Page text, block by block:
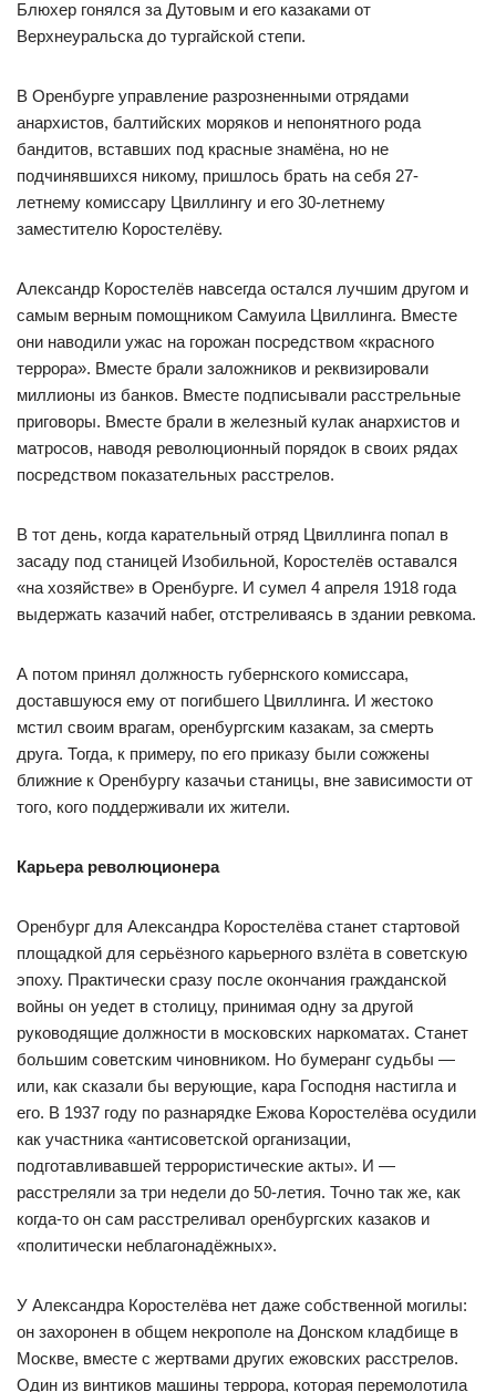
Блюхер гонялся за Дутовым и его казаками от
Верхнеуральска до тургайской степи.
В Оренбурге управление разрозненными отрядами
анархистов, балтийских моряков и непонятного рода
бандитов, вставших под красные знамёна, но не
подчинявшихся никому, пришлось брать на себя 27-
летнему комиссару Цвиллингу и его 30-летнему
заместителю Коростелёву.
Александр Коростелёв навсегда остался лучшим другом и
самым верным помощником Самуила Цвиллинга. Вместе
они наводили ужас на горожан посредством «красного
террора». Вместе брали заложников и реквизировали
миллионы из банков. Вместе подписывали расстрельные
приговоры. Вместе брали в железный кулак анархистов и
матросов, наводя революционный порядок в своих рядах
посредством показательных расстрелов.
В тот день, когда карательный отряд Цвиллинга попал в
засаду под станицей Изобильной, Коростелёв оставался
«на хозяйстве» в Оренбурге. И сумел 4 апреля 1918 года
выдержать казачий набег, отстреливаясь в здании ревкома.
А потом принял должность губернского комиссара,
доставшуюся ему от погибшего Цвиллинга. И жестоко
мстил своим врагам, оренбургским казакам, за смерть
друга. Тогда, к примеру, по его приказу были сожжены
ближние к Оренбургу казачьи станицы, вне зависимости от
того, кого поддерживали их жители.
Карьера революционера
Оренбург для Александра Коростелёва станет стартовой
площадкой для серьёзного карьерного взлёта в советскую
эпоху. Практически сразу после окончания гражданской
войны он уедет в столицу, принимая одну за другой
руководящие должности в московских наркоматах. Станет
большим советским чиновником. Но бумеранг судьбы —
или, как сказали бы верующие, кара Господня настигла и
его. В 1937 году по разнарядке Ежова Коростелёва осудили
как участника «антисоветской организации,
подготавливавшей террористические акты». И —
расстреляли за три недели до 50-летия. Точно так же, как
когда-то он сам расстреливал оренбургских казаков и
«политически неблагонадёжных».
У Александра Коростелёва нет даже собственной могилы:
он захоронен в общем некрополе на Донском кладбище в
Москве, вместе с жертвами других ежовских расстрелов.
Один из винтиков машины террора, которая перемолотила